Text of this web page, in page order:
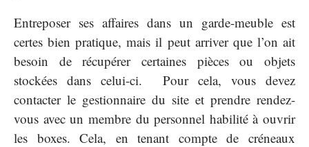
Entreposer ses affaires dans un garde-meuble est
certes bien pratique, mais il peut arriver que l’on ait
besoin de récupérer certaines pièces ou objets
stockées dans celui-ci. Pour cela, vous devez
contacter le gestionnaire du site et prendre rendez-
vous avec un membre du personnel habilité à ouvrir
les boxes. Cela, en tenant compte de créneaux